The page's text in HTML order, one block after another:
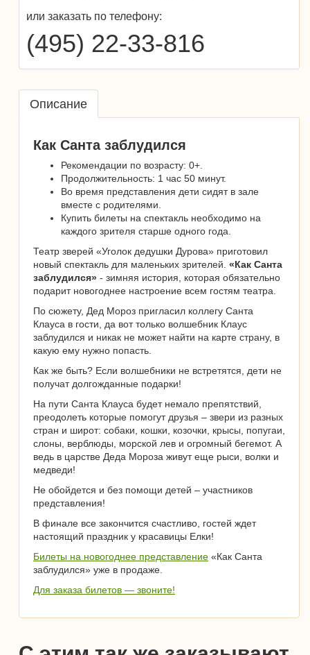
или заказать по телефону:
(495) 22-33-816
Описание
Как Санта заблудился
Рекомендации по возрасту: 0+.
Продолжительность: 1 час 50 минут.
Во время представления дети сидят в зале
вместе с родителями.
Купить билеты на спектакль необходимо на
каждого зрителя старше одного года.
Театр зверей «Уголок дедушки Дурова» приготовил
новый спектакль для маленьких зрителей. «Как Санта
заблудился» - зимняя история, которая обязательно
подарит новогоднее настроение всем гостям театра.
По сюжету, Дед Мороз пригласил коллегу Санта
Клауса в гости, да вот только волшебник Клаус
заблудился и никак не может найти на карте страну, в
какую ему нужно попасть.
Как же быть? Если волшебники не встретятся, дети не
получат долгожданные подарки!
На пути Санта Клауса будет немало препятствий,
преодолеть которые помогут друзья – звери из разных
стран и широт: собаки, кошки, козочки, крысы, попугаи,
слоны, верблюды, морской лев и огромный бегемот. А
ведь в царстве Деда Мороза живут еще рыси, волки и
медведи!
Не обойдется и без помощи детей – участников
представления!
В финале все закончится счастливо, гостей ждет
настоящий праздник у красавицы Елки!
Билеты на новогоднее представление «Как Санта
заблудился» уже в продаже.
Для заказа билетов — звоните!